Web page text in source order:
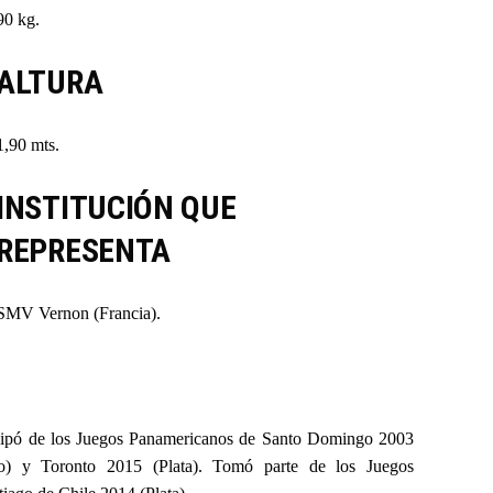
kg.
mts.
QUE
Vernon (Francia).
de los Juegos Panamericanos de Santo Domingo 2003
y Toronto 2015 (Plata). Tomó parte de los Juegos